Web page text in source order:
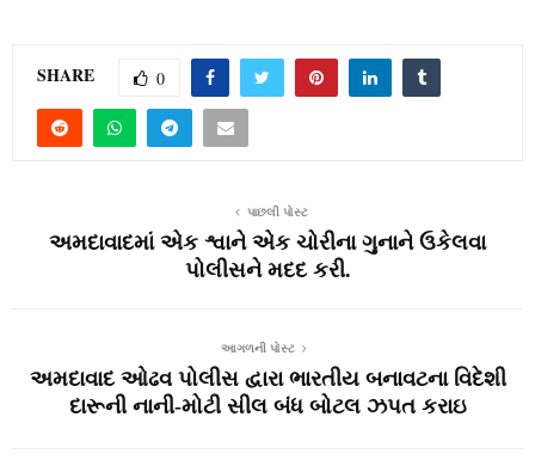
SHARE 0
પાછલી પોસ્ટ
અમદાવાદમાં એક શ્વાને એક ચોરીના ગુનાને ઉકેલવા
પોલીસને મદદ કરી.
આગળની પોસ્ટ
અમદાવાદ ઓઢવ પોલીસ દ્વારા ભારતીય બનાવટના વિદેશી
દારૂની નાની-મોટી સીલ બંધ બોટલ ઝપત કરાઇ